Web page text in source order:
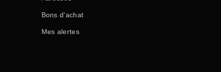
Bons d'achat
Mes alertes